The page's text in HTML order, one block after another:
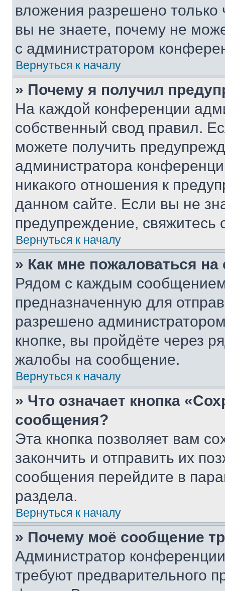
вложения разрешено
вы не знаете, почему не
с администратором
Вернуться к началу
» Почему я получил
На каждой конференции
собственный свод правил.
можете получить
администратора
никакого отношения к
данном сайте. Если вы не
предупреждение,
Вернуться к началу
» Как мне пожаловаться
Рядом с каждым сообщением
предназначенную для
разрешено
кнопке, вы пройдёте через
жалобы на сообщение.
Вернуться к началу
» Что означает кнопка
сообщения?
Эта кнопка позволяет вам
закончить и отправить их
сообщения перейдите в
раздела.
Вернуться к началу
» Почему моё сообщение
Администратор
требуют предварительного